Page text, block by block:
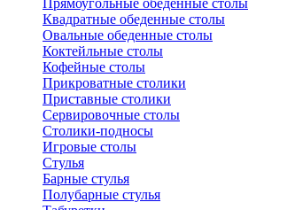
Прямоугольные обеденные столы
Квадратные обеденные столы
Овальные обеденные столы
Коктейльные столы
Кофейные столы
Прикроватные столики
Приставные столики
Сервировочные столы
Столики-подносы
Игровые столы
Стулья
Барные стулья
Полубарные стулья